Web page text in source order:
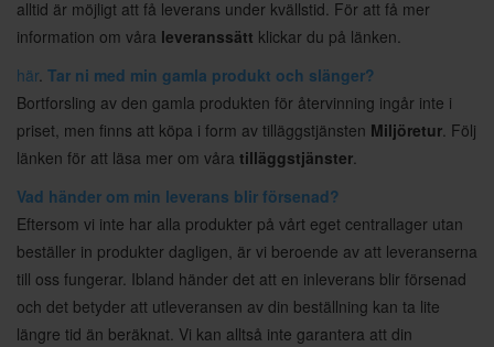
alltid är möjligt att få leverans under kvällstid. För att få mer
information om våra leveranssätt klickar du på länken.
här. Tar ni med min gamla produkt och slänger?
Bortforsling av den gamla produkten för återvinning ingår inte i
priset, men finns att köpa i form av tilläggstjänsten Miljöretur. Följ
länken för att läsa mer om våra tilläggstjänster.
Vad händer om min leverans blir försenad?
Eftersom vi inte har alla produkter på vårt eget centrallager utan
beställer in produkter dagligen, är vi beroende av att leveranserna
till oss fungerar. Ibland händer det att en inleverans blir försenad
och det betyder att utleveransen av din beställning kan ta lite
längre tid än beräknat. Vi kan alltså inte garantera att din